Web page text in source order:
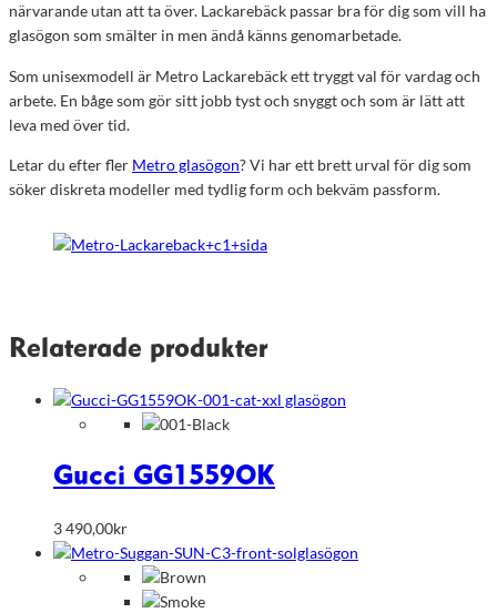
närvarande utan att ta över. Lackarebäck passar bra för dig som vill ha
glasögon som smälter in men ändå känns genomarbetade.
Som unisexmodell är Metro Lackarebäck ett tryggt val för vardag och
arbete. En båge som gör sitt jobb tyst och snyggt och som är lätt att
leva med över tid.
Letar du efter fler Metro glasögon? Vi har ett brett urval för dig som
söker diskreta modeller med tydlig form och bekväm passform.
Relaterade produkter
Gucci GG1559OK
3 490,00kr